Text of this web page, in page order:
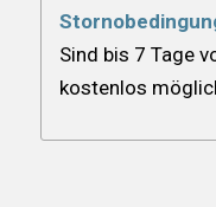
Sind bis 7 Tage
kostenlos